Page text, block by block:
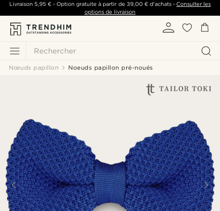
Rechercher
Livraison 5,95 €- Option gratuite à partir de 39,00 €d'achats -Consulter les
options de livraison
Nœuds papillon Noeuds papillon pré-noués